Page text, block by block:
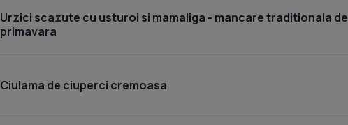
Urzici scazute cu usturoi si mamaliga - mancare traditionala de
primavara
Ciulama de ciuperci cremoasa